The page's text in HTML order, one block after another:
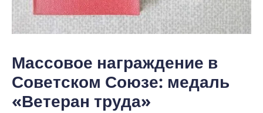
Массовое награждение в
Советском Союзе: медаль
«Ветеран труда»